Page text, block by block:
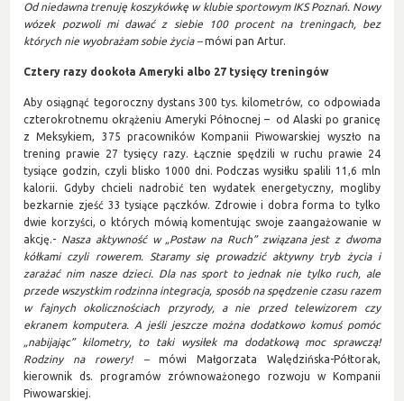
Od niedawna trenuję koszykówkę w klubie sportowym IKS Poznań. Nowy
wózek pozwoli mi dawać z siebie 100 procent na treningach, bez
których nie wyobrażam sobie życia –mówi pan Artur.
Cztery razy dookoła Ameryki albo 27 tysięcy treningów
Aby osiągnąć tegoroczny dystans 300 tys. kilometrów, co odpowiada
czterokrotnemu okrążeniu Ameryki Północnej – od Alaski po granicę
z Meksykiem, 375 pracowników Kompanii Piwowarskiej wyszło na
trening prawie 27 tysięcy razy. Łącznie spędzili w ruchu prawie 24
tysiące godzin, czyli blisko 1000 dni. Podczas wysiłku spalili 11,6 mln
kalorii. Gdyby chcieli nadrobić ten wydatek energetyczny, mogliby
bezkarnie zjeść 33 tysiące pączków. Zdrowie i dobra forma to tylko
dwie korzyści, o których mówią komentując swoje zaangażowanie w
akcję.- Nasza aktywność w „Postaw na Ruch” związana jest z dwoma
kółkami czyli rowerem. Staramy się prowadzić aktywny tryb życia i
zarażać nim nasze dzieci. Dla nas sport to jednak nie tylko ruch, ale
przede wszystkim rodzinna integracja, sposób na spędzenie czasu razem
w fajnych okolicznościach przyrody, a nie przed telewizorem czy
ekranem komputera. A jeśli jeszcze można dodatkowo komuś pomóc
„nabijając” kilometry, to taki wysiłek ma dodatkową moc sprawczą!
Rodziny na rowery! – mówi Małgorzata Walędzińska-Półtorak,
kierownik ds. programów zrównoważonego rozwoju w Kompanii
Piwowarskiej.